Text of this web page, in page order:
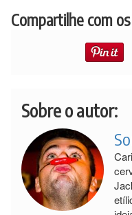
Compartilhe com
Sobre o autor: